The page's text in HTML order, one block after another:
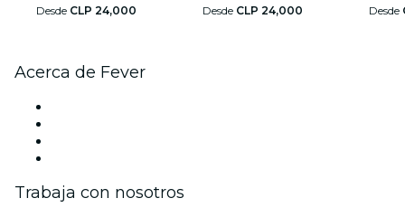
Desde CLP 24,000
Desde CLP 24,000
Desde
Acerca de Fever
Trabaja con nosotros